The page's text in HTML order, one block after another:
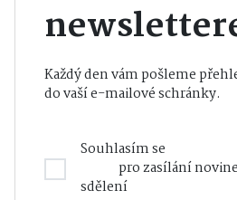
Každý den vám pošleme
do vaší e-mailové schránky.
Souhlasím se
pro zasílání
sdělení